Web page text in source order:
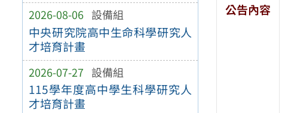
2026-08-06 設備組
中央研究院高中生命科學研究人
才培育計畫
2026-07-27 設備組
115學年度高中學生科學研究人
才培育計畫
公告內容